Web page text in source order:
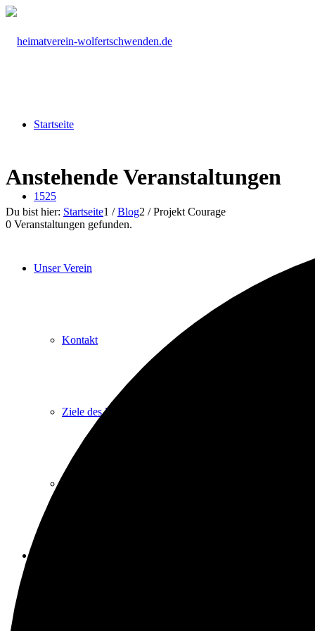
Startseite
1525
Unser Verein
Kontakt
Ziele des Vereins
Anstehende Veranstaltungen
Du bist hier: Startseite1 / Blog2 / Projekt Courage
0 Veranstaltungen gefunden.